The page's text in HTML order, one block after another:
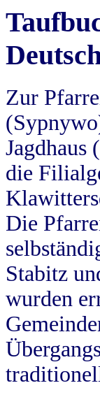
Zur
Jagdhaus
die
Die
Stabitz
wurden